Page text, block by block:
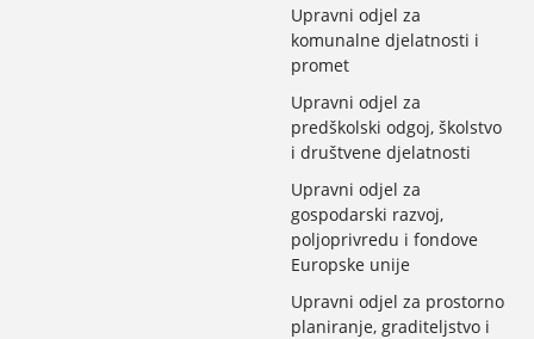
Upravni odjel za
komunalne djelatnosti i
promet
Upravni odjel za
predškolski odgoj, školstvo
i društvene djelatnosti
Upravni odjel za
gospodarski razvoj,
poljoprivredu i fondove
Europske unije
Upravni odjel za prostorno
planiranje, graditeljstvo i